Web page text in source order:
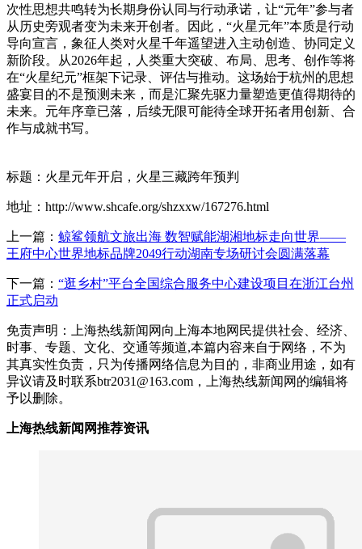
次性思想共鸣转为长期身份认同与行动承诺，让“元年”参与者
从历史旁观者变为未来开创者。因此，“火星元年”本质是行动
导向宣言，象征人类对火星千年遥望进入主动创造、协同定义
新阶段。从2026年起，人类重大突破、布局、思考、创作等将
在“火星纪元”框架下记录、评估与推动。这场始于杭州的思想
盛宴目的不是预测未来，而是汇聚先驱力量塑造更值得期待的
未来。元年序章已落，后续无限可能待全球开拓者用创新、合
作与成就书写。
标题：火星元年开启，火星三藏跨年预判
地址：http://www.shcafe.org/shzxxw/167276.html
上一篇： 鲸鲨领航文旅出海 数智赋能湖湘地标走向世界——
王府中心世界地标品牌2049行动湖南专场研讨会圆满落幕
下一篇： “逛乡村”平台全国综合服务中心建设项目在浙江台州
正式启动
免责声明：上海热线新闻网向上海本地网民提供社会、经济、
时事、专题、文化、交通等频道,本篇内容来自于网络，不为
其真实性负责，只为传播网络信息为目的，非商业用途，如有
异议请及时联系btr2031@163.com，上海热线新闻网的编辑将
予以删除。
上海热线新闻网推荐资讯